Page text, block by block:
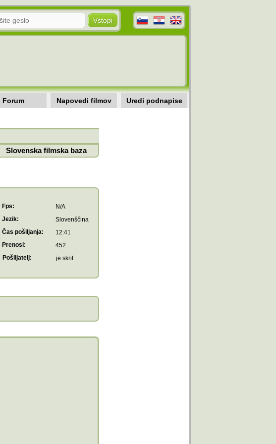
Forum Napovedi filmov Uredi podnapise
Slovenska filmska baza
Fps:
N/A
Jezik:
Slovenščina
Čas pošiljanja:
12:41
Prenosi:
452
Pošiljatelj:
je skrit